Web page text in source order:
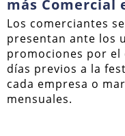
más Comercial
Los comerciantes
presentan ante los
promociones por el
días previos a la
cada empresa o
mensuales.